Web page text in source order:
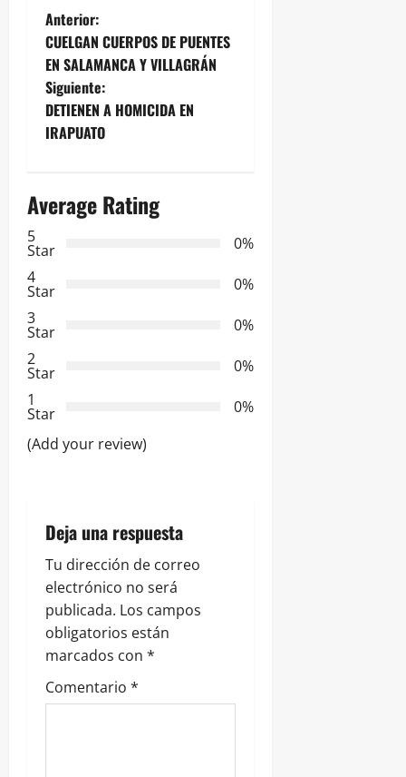
N
a
v
e
a
c
i
ó
n
d
e
n
t
r
a
d
a
Anterior:
CUELGAN CUERPOS DE PUENTES
EN SALAMANCA Y VILLAGRÁN
Siguiente:
DETIENEN A HOMICIDA EN
IRAPUATO
Average Rating
5
Star
0%
4
Star
0%
3
Star
0%
2
Star
0%
1
Star
0%
(Add your review)
Deja una respuesta
Tu dirección de correo
electrónico no será
publicada. Los campos
obligatorios están
marcados con *
Comentario *